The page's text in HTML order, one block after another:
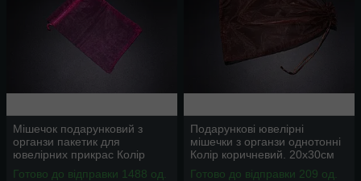
Мішечок подарунковий з
органзи пакетик для
ювелірних прикрас Колір
рожевий. 13х18см
Готово до відправки 1488 од.
Подарункові ювелірні
мішечки з органзи однотонні
Колір коричневий. 20х30см
Готово до відправки 209 од.